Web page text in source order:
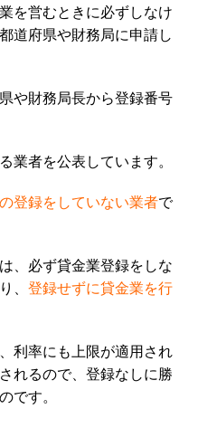
を営むときに必ずしなけ
道府県や財務局に申請し
や財務局長から登録番号
業者を公表しています。
登録をしていない業者で
、必ず貸金業登録をしな
、 登録せずに貸金業を行
利率にも上限が適用され
れるので、登録なしに勝
です。